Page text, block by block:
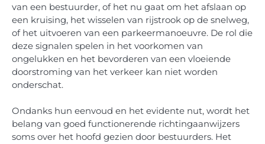
van een bestuurder, of het nu gaat om het afslaan op
een kruising, het wisselen van rijstrook op de snelweg,
of het uitvoeren van een parkeermanoeuvre. De rol die
deze signalen spelen in het voorkomen van
ongelukken en het bevorderen van een vloeiende
doorstroming van het verkeer kan niet worden
onderschat.
Ondanks hun eenvoud en het evidente nut, wordt het
belang van goed functionerende richtingaanwijzers
soms over het hoofd gezien door bestuurders. Het